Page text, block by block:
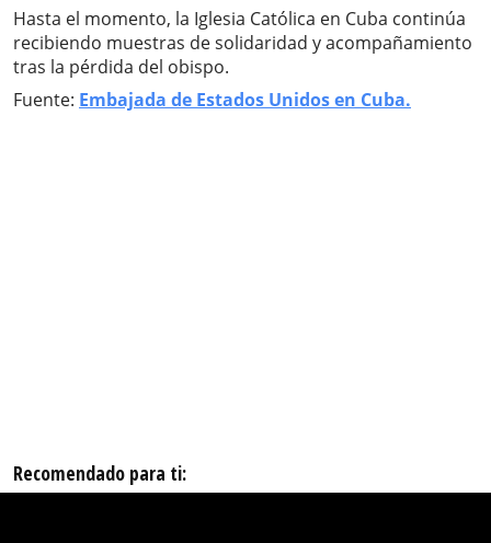
Hasta el momento, la Iglesia Católica en Cuba continúa
recibiendo muestras de solidaridad y acompañamiento
tras la pérdida del obispo.
Fuente: Embajada de Estados Unidos en Cuba.
Recomendado para ti: